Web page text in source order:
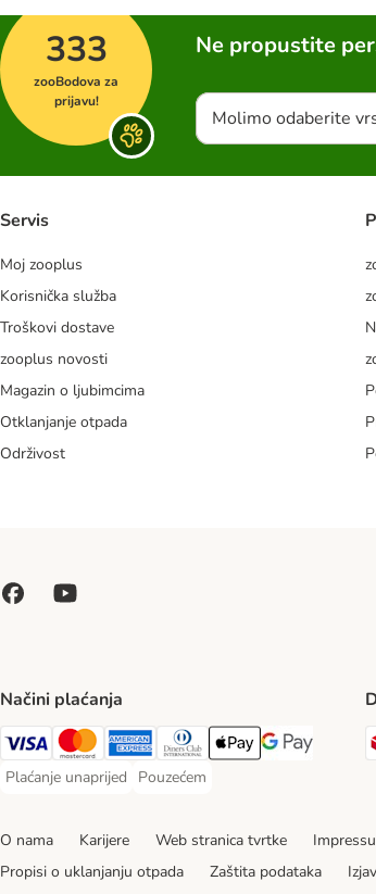
333
zooBodova za
prijavu!
Ne propustite
Molimo odaberite
Servis
Moj zooplus
Korisnička služba
Troškovi dostave
zooplus novosti
Magazin o ljubimcima
Otklanjanje otpada
Održivost
Načini plaćanja
Visa Payment Method
MasterCard Payment Method
American Express Payment Method
Diners Club Payment Method
Payment Method
Google pay
Plaćanje unaprijed
Plaćanje unaprijed Payment Method
Pouzećem
Pouzećem Payment Method
O nama Karijere Web stranica tvrtke
Propisi o uklanjanju otpada
Zaštita podataka